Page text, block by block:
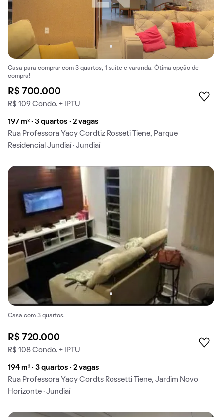
Casa para comprar com 3 quartos, 1 suíte e varanda. Ótima opção de
compra!
R$ 700.000
R$ 109 Condo. + IPTU
197 m² · 3 quartos · 2 vagas
Rua Professora Yacy Cordtiz Rosseti Tiene, Parque
Residencial Jundiaí · Jundiaí
Casa com 3 quartos.
R$ 720.000
R$ 108 Condo. + IPTU
194 m² · 3 quartos · 2 vagas
Rua Professora Yacy Cordts Rossetti Tiene, Jardim Novo
Horizonte · Jundiaí